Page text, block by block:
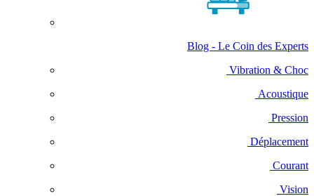
Blog - Le Coin des Experts
Vibration & Choc
Acoustique
Pression
Déplacement
Courant
Vision